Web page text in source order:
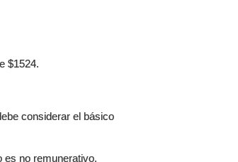
$1524.
considerar el básico
es no remunerativo.